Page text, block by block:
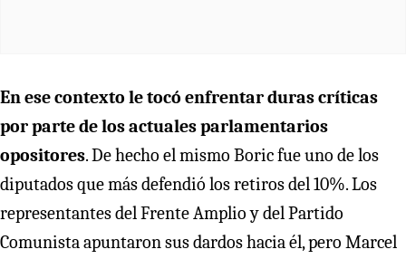
En ese contexto le tocó enfrentar duras críticas
por parte de los actuales parlamentarios
opositores. De hecho el mismo Boric fue uno de los
diputados que más defendió los retiros del 10%. Los
representantes del Frente Amplio y del Partido
Comunista apuntaron sus dardos hacia él, pero Marcel